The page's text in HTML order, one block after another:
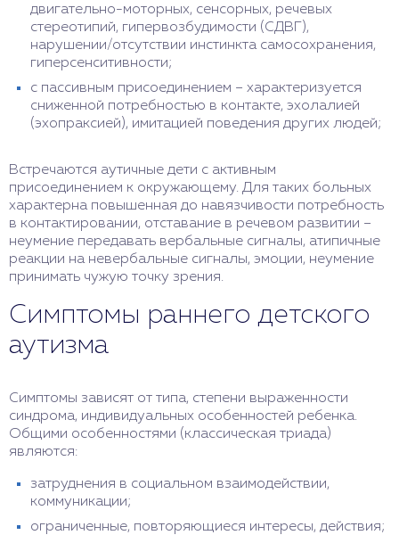
двигательно-моторных, сенсорных, речевых
стереотипий, гипервозбудимости (СДВГ),
нарушении/отсутствии инстинкта самосохранения,
гиперсенситивности;
с пассивным присоединением – характеризуется
сниженной потребностью в контакте, эхолалией
(эхопраксией), имитацией поведения других людей;
Встречаются аутичные дети с активным
присоединением к окружающему. Для таких больных
характерна повышенная до навязчивости потребность
в контактировании, отставание в речевом развитии –
неумение передавать вербальные сигналы, атипичные
реакции на невербальные сигналы, эмоции, неумение
принимать чужую точку зрения.
Симптомы раннего детского
аутизма
Симптомы зависят от типа, степени выраженности
синдрома, индивидуальных особенностей ребенка.
Общими особенностями (классическая триада)
являются:
затруднения в социальном взаимодействии,
коммуникации;
ограниченные, повторяющиеся интересы, действия;